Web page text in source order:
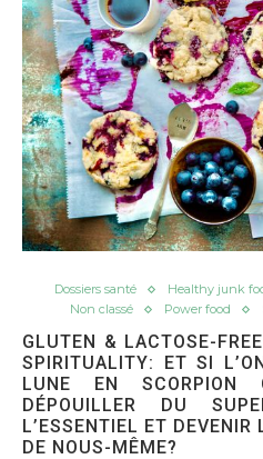
Dossiers santé Healthy junk
Non classé
Power food
GLUTEN & LACTOSE-
SPIRITUALITY: ET SI
LUNE EN SCORPION
DÉPOUILLER DU
L’ESSENTIEL ET DEVENIR
DE NOUS-MÊME?